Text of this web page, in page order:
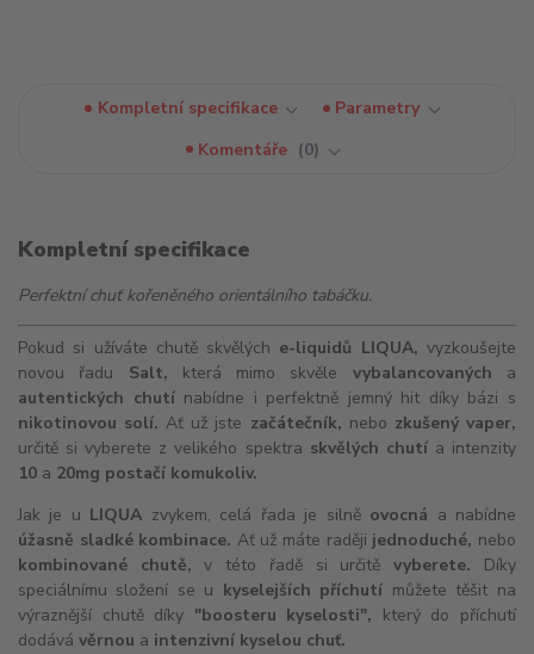
Kompletní specifikace
Parametry
Komentáře
0
Kompletní specifikace
Perfektní chuť kořeněného orientálního tabáčku.
Pokud si užíváte chutě skvělých e-liquidů LIQUA, vyzkoušejte
novou řadu Salt, která mimo skvěle vybalancovaných a
autentických chutínabídne i perfektně jemný hit díky bázi s
nikotinovou solí. Ať už jste začátečník, nebo zkušený vaper,
určitě si vyberete z velikého spektra skvělých chutía intenzity
10 a 20mg postačí komukoliv.
Jak je u LIQUA zvykem, celá řada je silně ovocná a nabídne
úžasně sladké kombinace. Ať už máte raději jednoduché, nebo
kombinované chutě, v této řadě si určitěvyberete. Díky
speciálnímu složení se u kyselejších příchutí můžete těšit na
výraznější chutě díky "boosteru kyselosti", který do příchutí
dodává věrnou a intenzivní kyselou chuť.